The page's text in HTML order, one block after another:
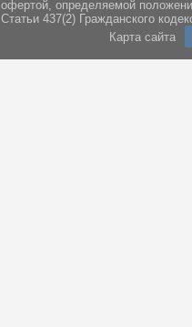
офертой, определяемой
Статьи 437(2) Гражданского
Карта сайта